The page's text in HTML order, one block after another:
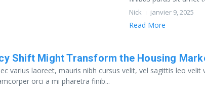
Nick janvier 9, 2025
Read More
Shift Might Transform the Housing
varius laoreet, mauris nibh cursus velit, vel sagittis leo
orci a mi pharetra finib...